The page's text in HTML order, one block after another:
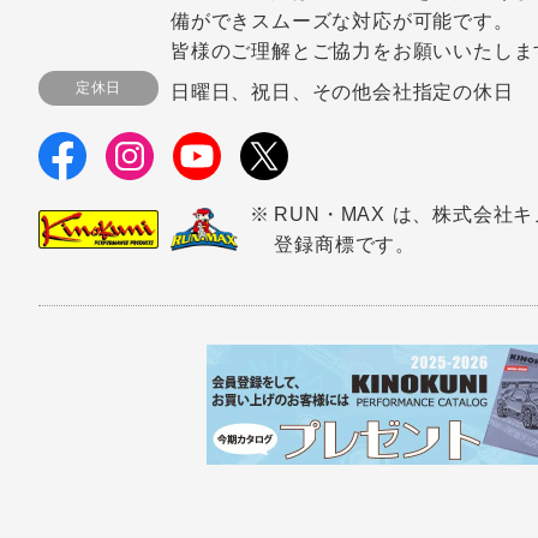
備ができスムーズな対応が可能です。
皆様のご理解とご協力をお願いいたしま
定休日 日曜日、祝日、その他会社指定の休日
RUN・MAX は、株式会社
登録商標です。